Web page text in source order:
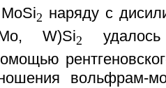
2 наряду с
W)Si2
удалось
вольфрам-